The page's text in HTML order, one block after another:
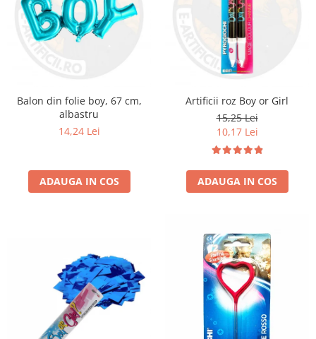
Balon din folie boy, 67 cm,
albastru
14,24 Lei
ADAUGA IN COS
Artificii roz Boy or Girl
15,25 Lei
10,17 Lei
ADAUGA IN COS